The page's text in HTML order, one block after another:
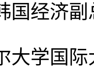
国经济副
大学国际